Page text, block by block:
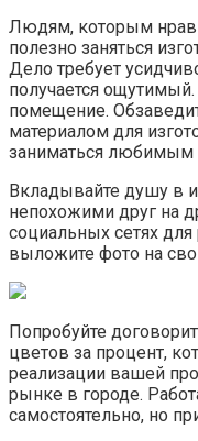
Людям, которым
полезно заняться
Дело требует
получается
помещение.
материалом для
заниматься любимым
Вкладывайте душу в
непохожими друг на
социальных сетях
выложите фото на
Попробуйте
цветов за процент,
реализации вашей
рынке в городе.
самостоятельно, но